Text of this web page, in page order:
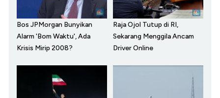
Bos JPMorgan Bunyikan
Alarm 'Bom Waktu', Ada
Krisis Mirip 2008?
Raja Ojol Tutup di RI,
Sekarang Menggila Ancam
Driver Online